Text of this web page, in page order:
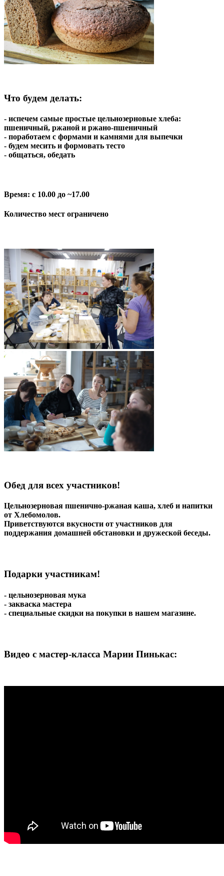
Что будем делать:
- испечем самые простые цельнозерновые хлеба:
пшеничный, ржаной и ржано-пшеничный
- поработаем с формами и камнями для выпечки
- будем месить и формовать тесто
- общаться, обедать
Время: с 10.00 до ~17.00
Количество мест ограничено
Обед для всех участников!
Цельнозерновая пшенично-ржаная каша, хлеб и напитки
от Хлебомолов.
Приветствуются вкусности от участников для
поддержания домашней обстановки и дружеской беседы.
Подарки участникам!
- цельнозерновая мука
- закваска мастера
- специальные скидки на покупки в нашем магазине.
Видео с мастер-класса Марии Пинькас: